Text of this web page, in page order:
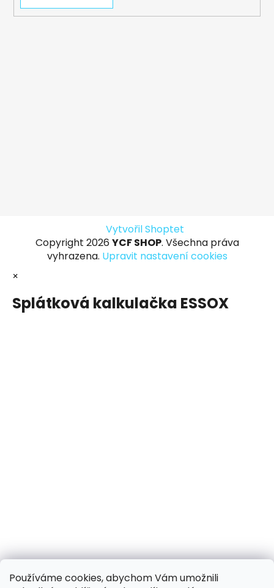
Používáme cookies, abychom Vám umožnili
Vytvořil Shoptet
Copyright 2026 YCF SHOP. Všechna práva
vyhrazena. Upravit nastavení cookies
×
Splátková kalkulačka ESSOX